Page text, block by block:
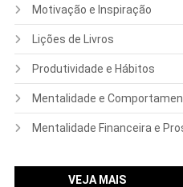
Motivação e Inspiração
Lições de Livros
Produtividade e Hábitos
Mentalidade e
Mentalidade Financeira e
VEJA MAIS